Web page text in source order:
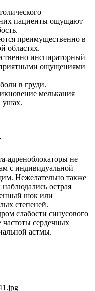
пациенты ощущают
преимущественно в
областях.
инспираторный
ощущениями
в груди.
мелькания
ушах.
адреноблокаторы не
с индивидуальной
Нежелательно также
острая
шок или
степеней.
слабости синусового
сердечных
астмы.